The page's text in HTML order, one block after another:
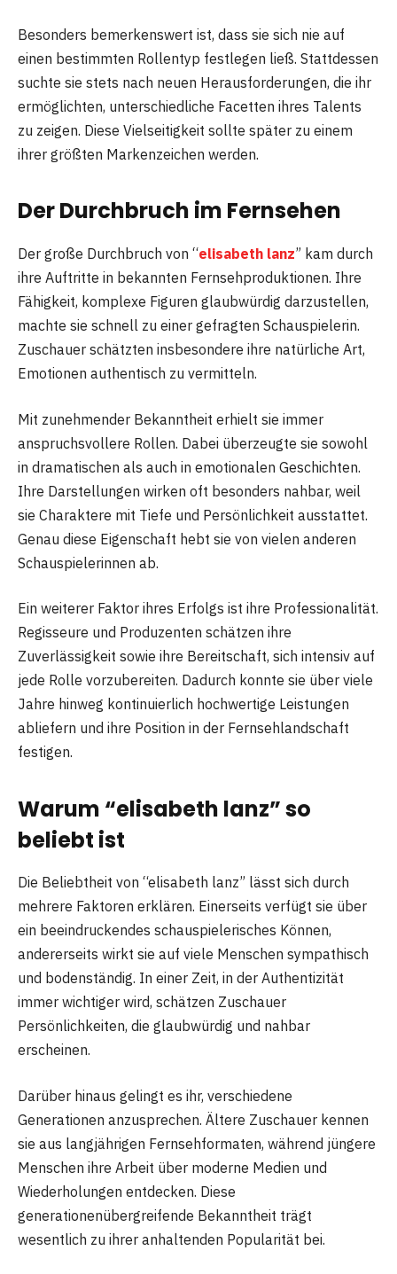
Besonders bemerkenswert ist, dass sie sich nie auf
einen bestimmten Rollentyp festlegen ließ. Stattdessen
suchte sie stets nach neuen Herausforderungen, die ihr
ermöglichten, unterschiedliche Facetten ihres Talents
zu zeigen. Diese Vielseitigkeit sollte später zu einem
ihrer größten Markenzeichen werden.
Der Durchbruch im Fernsehen
Der große Durchbruch von “elisabeth lanz” kam durch
ihre Auftritte in bekannten Fernsehproduktionen. Ihre
Fähigkeit, komplexe Figuren glaubwürdig darzustellen,
machte sie schnell zu einer gefragten Schauspielerin.
Zuschauer schätzten insbesondere ihre natürliche Art,
Emotionen authentisch zu vermitteln.
Mit zunehmender Bekanntheit erhielt sie immer
anspruchsvollere Rollen. Dabei überzeugte sie sowohl
in dramatischen als auch in emotionalen Geschichten.
Ihre Darstellungen wirken oft besonders nahbar, weil
sie Charaktere mit Tiefe und Persönlichkeit ausstattet.
Genau diese Eigenschaft hebt sie von vielen anderen
Schauspielerinnen ab.
Ein weiterer Faktor ihres Erfolgs ist ihre Professionalität.
Regisseure und Produzenten schätzen ihre
Zuverlässigkeit sowie ihre Bereitschaft, sich intensiv auf
jede Rolle vorzubereiten. Dadurch konnte sie über viele
Jahre hinweg kontinuierlich hochwertige Leistungen
abliefern und ihre Position in der Fernsehlandschaft
festigen.
Warum “elisabeth lanz” so
beliebt ist
Die Beliebtheit von “elisabeth lanz” lässt sich durch
mehrere Faktoren erklären. Einerseits verfügt sie über
ein beeindruckendes schauspielerisches Können,
andererseits wirkt sie auf viele Menschen sympathisch
und bodenständig. In einer Zeit, in der Authentizität
immer wichtiger wird, schätzen Zuschauer
Persönlichkeiten, die glaubwürdig und nahbar
erscheinen.
Darüber hinaus gelingt es ihr, verschiedene
Generationen anzusprechen. Ältere Zuschauer kennen
sie aus langjährigen Fernsehformaten, während jüngere
Menschen ihre Arbeit über moderne Medien und
Wiederholungen entdecken. Diese
generationenübergreifende Bekanntheit trägt
wesentlich zu ihrer anhaltenden Popularität bei.